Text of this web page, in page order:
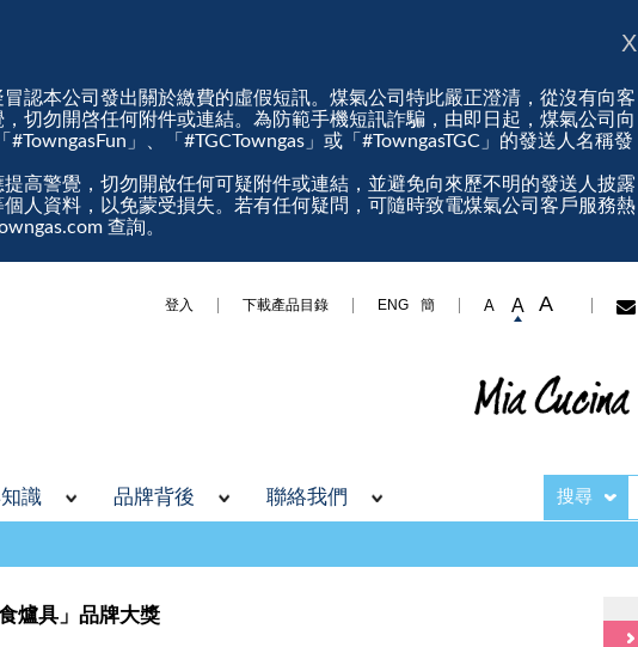
認本公司發出關於繳費的虛假短訊。煤氣公司特此嚴正澄清，從沒有向客
切勿開啓任何附件或連結。為防範手機短訊詐騙，由即日起，煤氣公司向
」、「#TGCTowngas」或「#TowngasTGC」的發送人名稱發
高警覺，切勿開啟任何可疑附件或連結，並避免向來歷不明的發送人披露
人資料，以免蒙受損失。若有任何疑問，可隨時致電煤氣公司客戶服務熱
查詢。
X
登入 下載產品目錄 ENG 簡 A A A
識 品牌背後 聯絡我們 搜尋
爐具」品牌大獎